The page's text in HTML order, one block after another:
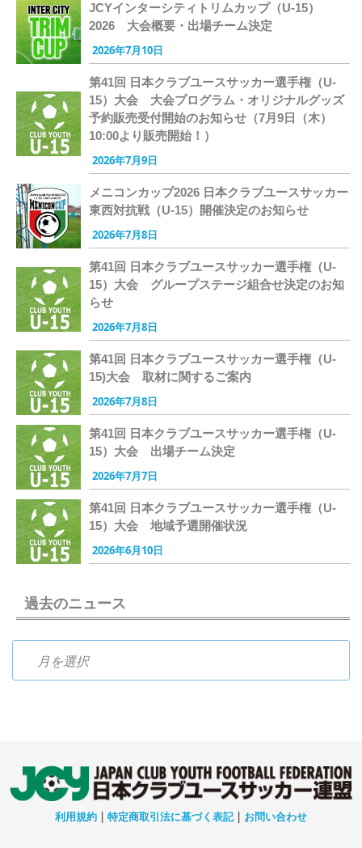
JCYインターシティトリムカップ（U-15）
2026 大会概要・出場チーム決定
2026年7月10日
第41回 日本クラブユースサッカー選手権（U-
15）大会 大会プログラム・オリジナルグッズ
予約販売受付開始のお知らせ（7月9日（木）
10:00より販売開始！）
2026年7月9日
メニコンカップ2026 日本クラブユースサッカー
東西対抗戦（U-15）開催決定のお知らせ
2026年7月8日
第41回 日本クラブユースサッカー選手権（U-
15）大会 グループステージ組合せ決定のお知
らせ
2026年7月8日
第41回 日本クラブユースサッカー選手権（U-
15)大会 取材に関するご案内
2026年7月8日
第41回 日本クラブユースサッカー選手権（U-
15）大会 出場チーム決定
2026年7月7日
第41回 日本クラブユースサッカー選手権（U-
15）大会 地域予選開催状況
2026年6月10日
過去のニュース
利用規約 | 特定商取引法に基づく表記| お問い合わせ